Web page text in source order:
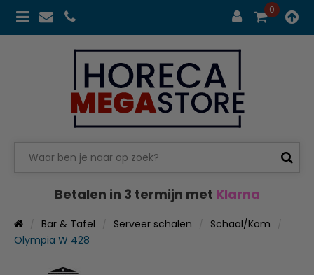
0
Betalen in 3 termijn met Klarna
Bar & Tafel Serveer schalen
Schaal/Kom
Olympia W 428